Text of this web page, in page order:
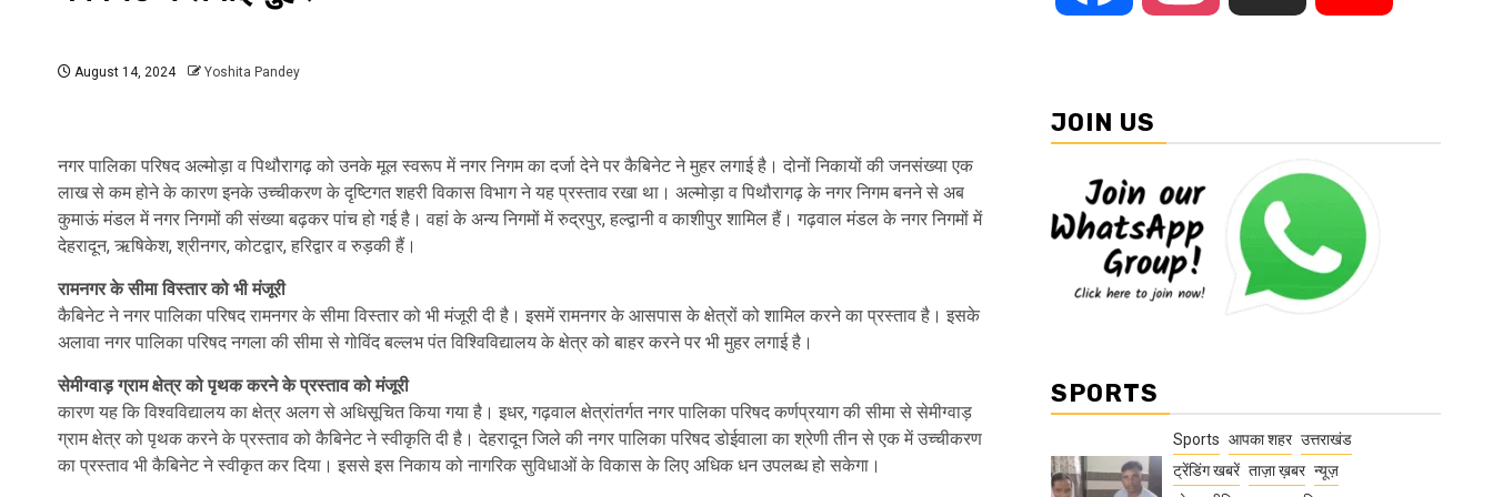
August 14, 2024 Yoshita Pandey
नगर पालिका परिषद अल्मोड़ा व पिथौरागढ़ को उनके मूल स्वरूप में नगर निगम का दर्जा देने पर कैबिनेट ने मुहर लगाई है। दोनों निकायों की जनसंख्या एक
लाख से कम होने के कारण इनके उच्चीकरण के दृष्टिगत शहरी विकास विभाग ने यह प्रस्ताव रखा था। अल्मोड़ा व पिथौरागढ़ के नगर निगम बनने से अब
कुमाऊं मंडल में नगर निगमों की संख्या बढ़कर पांच हो गई है। वहां के अन्य निगमों में रुद्रपुर, हल्द्वानी व काशीपुर शामिल हैं। गढ़वाल मंडल के नगर निगमों में
देहरादून, ऋषिकेश, श्रीनगर, कोटद्वार, हरिद्वार व रुड़की हैं।
रामनगर के सीमा विस्तार को भी मंजूरी
कैबिनेट ने नगर पालिका परिषद रामनगर के सीमा विस्तार को भी मंजूरी दी है। इसमें रामनगर के आसपास के क्षेत्रों को शामिल करने का प्रस्ताव है। इसके
अलावा नगर पालिका परिषद नगला की सीमा से गोविंद बल्लभ पंत विश्विविद्यालय के क्षेत्र को बाहर करने पर भी मुहर लगाई है।
सेमीग्वाड़ ग्राम क्षेत्र को पृथक करने के प्रस्ताव को मंजूरी
कारण यह कि विश्वविद्यालय का क्षेत्र अलग से अधिसूचित किया गया है। इधर, गढ़वाल क्षेत्रांतर्गत नगर पालिका परिषद कर्णप्रयाग की सीमा से सेमीग्वाड़
ग्राम क्षेत्र को पृथक करने के प्रस्ताव को कैबिनेट ने स्वीकृति दी है। देहरादून जिले की नगर पालिका परिषद डोईवाला का श्रेणी तीन से एक में उच्चीकरण
का प्रस्ताव भी कैबिनेट ने स्वीकृत कर दिया। इससे इस निकाय को नागरिक सुविधाओं के विकास के लिए अधिक धन उपलब्ध हो सकेगा।
JOIN US
SPORTS
Sports आपका शहर उत्तराखंड
ट्रेंडिंग खबरें ताज़ा ख़बर न्यूज़